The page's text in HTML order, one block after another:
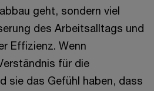
geht, sondern viel
des Arbeitsalltags und
Effizienz. Wenn
für die
sie das Gefühl haben, dass